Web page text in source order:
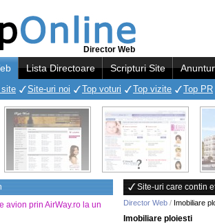
Director Web
Lista Directoare Scripturi Site
site Site-uri noi Top voturi Top vizite Top PR
avion prin AirWay.ro la un
Site-uri care contin
Director Web / Imobiliare
Imobiliare ploiesti